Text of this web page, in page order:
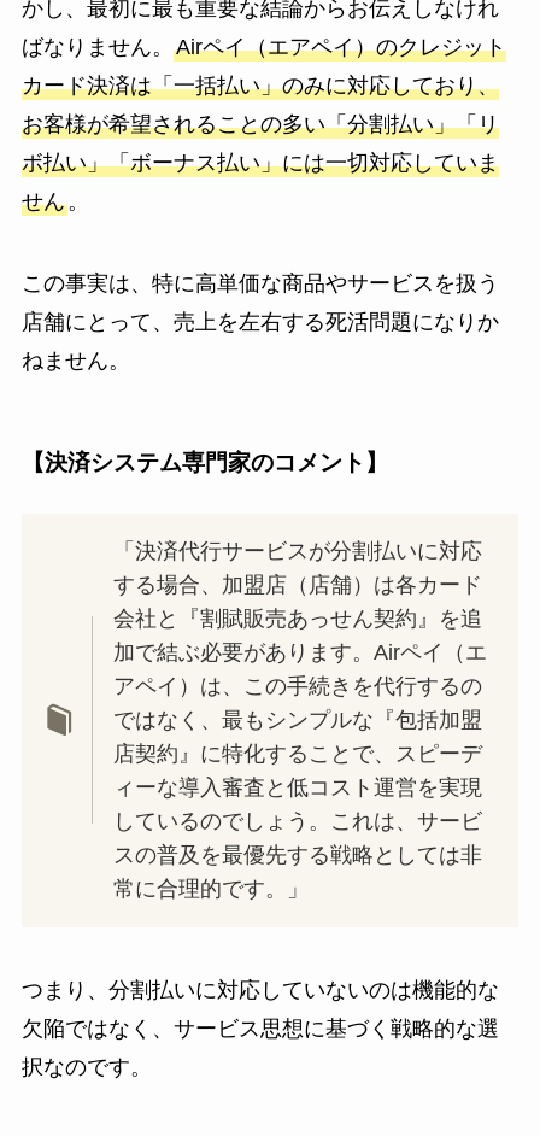
かし、最初に最も重要な結論からお伝えしなけれ
ばなりません。 Airペイ（エアペイ）のクレジット
カード決済は「一括払い」のみに対応しており、
お客様が希望されることの多い「分割払い」「リ
ボ払い」「ボーナス払い」には一切対応していま
せん。
この事実は、特に高単価な商品やサービスを扱う
店舗にとって、売上を左右する死活問題になりか
ねません。
【決済システム専門家のコメント】
「決済代行サービスが分割払いに対応
する場合、加盟店（店舗）は各カード
会社と『割賦販売あっせん契約』を追
加で結ぶ必要があります。Airペイ（エ
アペイ）は、この手続きを代行するの
ではなく、最もシンプルな『包括加盟
店契約』に特化することで、スピーデ
ィーな導入審査と低コスト運営を実現
しているのでしょう。これは、サービ
スの普及を最優先する戦略としては非
常に合理的です。」
つまり、分割払いに対応していないのは機能的な
欠陥ではなく、サービス思想に基づく戦略的な選
択なのです。